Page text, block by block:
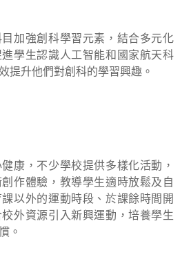
強創科學習元素，結合多元化
學生認識人工智能和國家航天科
提升他們對創科的學習興趣。
，不少學校提供多樣化活動，
作體驗，教導學生適時放鬆及自
以外的運動時段、於課餘時間開
外資源引入新興運動，培養學生
。